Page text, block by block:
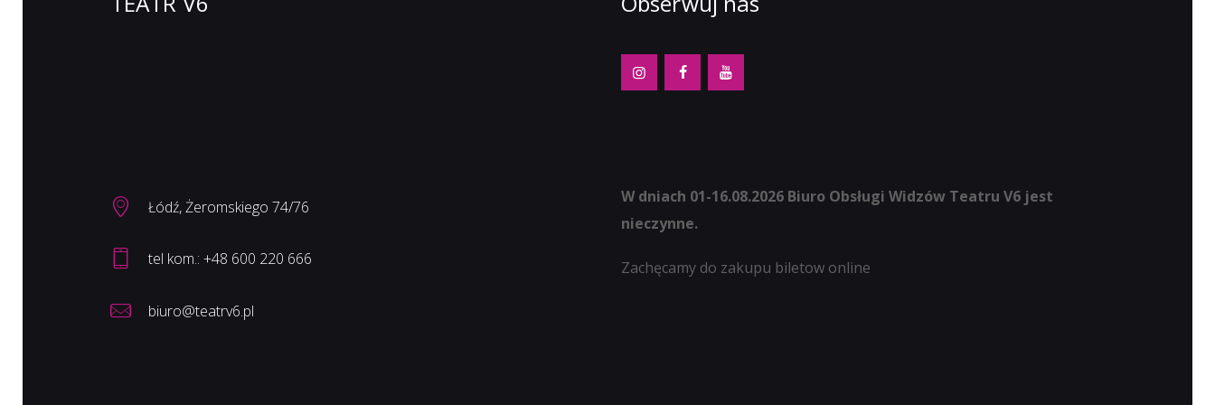
Łódź, Żeromskiego 74/76
biuro@teatrv6.pl
W dniach 01-16.08.2026 Biuro Obsługi Widzów Teatru V6 jest
nieczynne.
Zachęcamy do zakupu biletow online